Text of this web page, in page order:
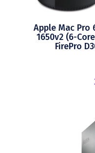
Apple Mac Pro
1650v2 (6-
FirePro